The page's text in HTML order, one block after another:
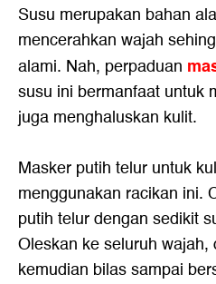
Susu merupakan bahan
mencerahkan wajah
alami. Nah, perpaduan
susu ini bermanfaat untuk
juga menghaluskan kulit.
Masker putih telur untuk
menggunakan racikan ini.
putih telur dengan sedikit
Oleskan ke seluruh
kemudian bilas sampai